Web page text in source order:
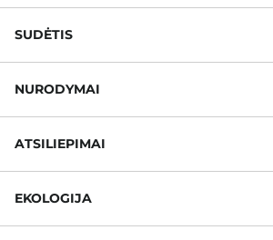
SUDĖTIS
NURODYMAI
ATSILIEPIMAI
EKOLOGIJA